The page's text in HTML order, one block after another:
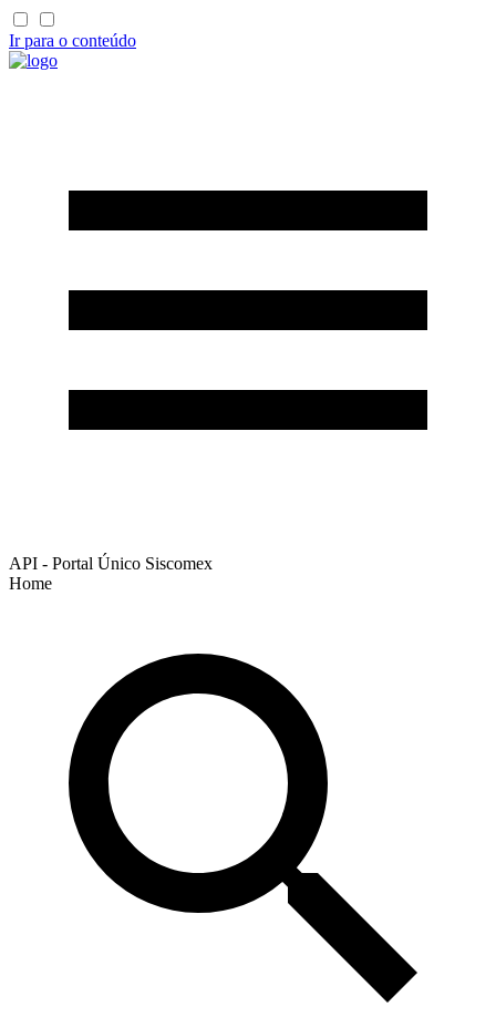
Ir para o conteúdo
API - Portal Único Siscomex
Home